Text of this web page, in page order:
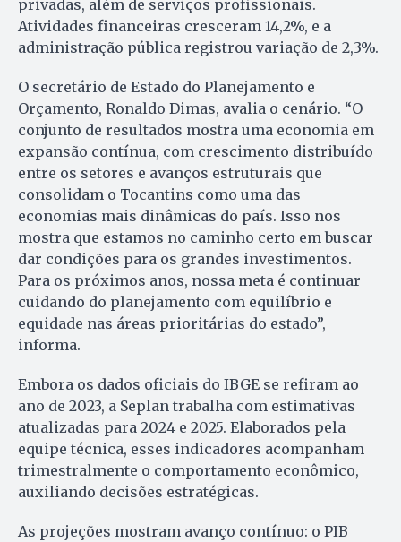
privadas, além de serviços profissionais.
Atividades financeiras cresceram 14,2%, e a
administração pública registrou variação de 2,3%.
O secretário de Estado do Planejamento e
Orçamento, Ronaldo Dimas, avalia o cenário. “O
conjunto de resultados mostra uma economia em
expansão contínua, com crescimento distribuído
entre os setores e avanços estruturais que
consolidam o Tocantins como uma das
economias mais dinâmicas do país. Isso nos
mostra que estamos no caminho certo em buscar
dar condições para os grandes investimentos.
Para os próximos anos, nossa meta é continuar
cuidando do planejamento com equilíbrio e
equidade nas áreas prioritárias do estado”,
informa.
Embora os dados oficiais do IBGE se refiram ao
ano de 2023, a Seplan trabalha com estimativas
atualizadas para 2024 e 2025. Elaborados pela
equipe técnica, esses indicadores acompanham
trimestralmente o comportamento econômico,
auxiliando decisões estratégicas.
As projeções mostram avanço contínuo: o PIB